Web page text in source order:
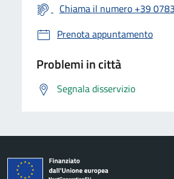
Chiama il numero +39
Prenota appuntamento
Problemi in città
Segnala disservizio